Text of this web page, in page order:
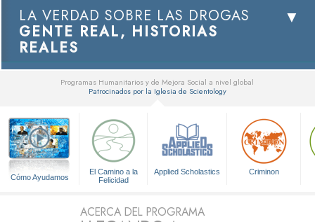
LA VERDAD SOBRE LAS DROGAS
GENTE REAL, HISTORIAS
REALES
Programas Humanitarios y de Mejora Social a nivel global
Patrocinados por la Iglesia de Scientology
Cómo Ayudamos
El Camino a la
Felicidad
Applied Scholastics Criminon
ACERCA DEL PROGRAMA